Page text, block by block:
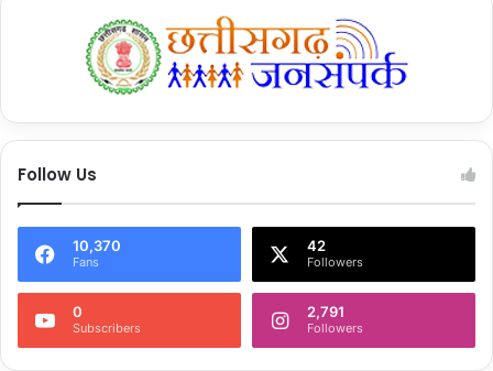
Follow Us
10,370
Fans
42
Followers
0
Subscribers
2,791
Followers